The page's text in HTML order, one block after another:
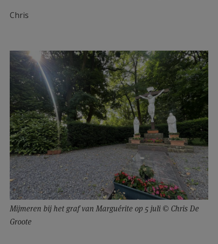
Chris
Mijmeren bij het graf van Marguérite op 5 juli © Chris De
Groote